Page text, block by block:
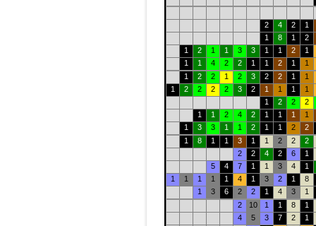
2 4 2
1
1
8 1
2
1
2 1 1 3 3 1 1 2
1
1
1 4 2 2 1 1 2 1
1
1
2 2 1 2 3 2 2 1
1
1
2 2 2 2 3 2 1 1 1
1
1
2 2
2
1
1 2 4 2 1 1 1
1
1
3 3 1 1 2 1 1 2
2
1
8 1 1 3 1 1 2 2
2
2
2 4 2 6
1
5
4 7 1 1 3 4
1
1
1 1 1 1 4 1 3 2 1
8
1
3 6 2 2 1 4 3
1
2
10 1 1 8
1
4
5 3 7 2
1